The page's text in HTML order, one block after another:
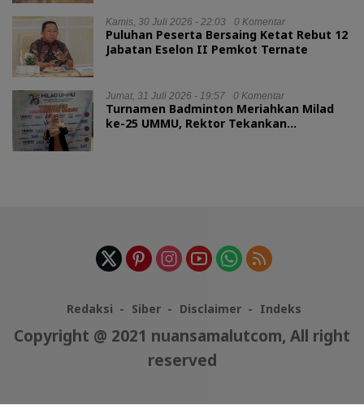
Kamis, 30 Juli 2026 - 22:03 0 Komentar
Puluhan Peserta Bersaing Ketat Rebut 12
Jabatan Eselon II Pemkot Ternate
Jumat, 31 Juli 2026 - 19:57 0 Komentar
Turnamen Badminton Meriahkan Milad
ke-25 UMMU, Rektor Tekankan
Redaksi Siber Disclaimer Indeks
Copyright @ 2021 nuansamalutcom, All right
reserved